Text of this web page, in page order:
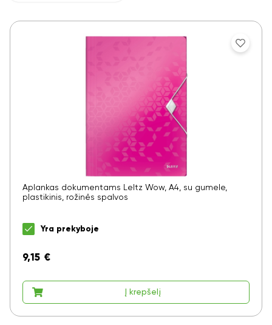
Aplankas dokumentams LeItz Wow, A4, su gumele,
plastikinis, rožinės spalvos
Yra prekyboje
9,15 €
Į krepšelį